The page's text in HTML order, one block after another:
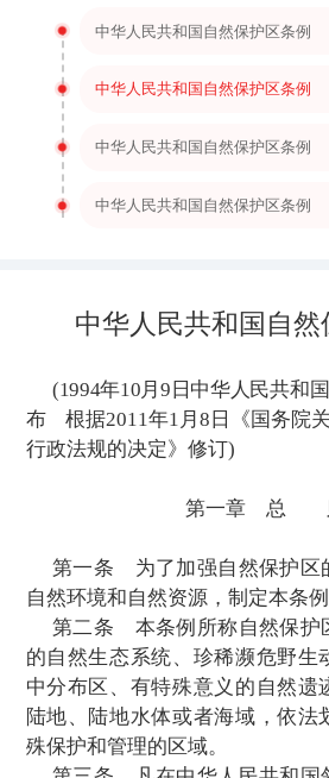
中华人民共和国自然保护区条例
中华人民共和国自然保护区条例
中华人民共和国自然保护区条例
中华人民共和国自然保护区条例
中华人民共和
(1994年10月9
日中华
布根据 2011年1月8日《
行政法规的决定》修订)